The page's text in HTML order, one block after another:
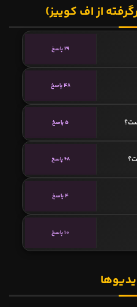
از اف کوییز)
29 پاسخ
48 پاسخ
5 پاسخ
68 پاسخ
4 پاسخ
10 پاسخ